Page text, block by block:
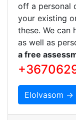
off a personal
your existing
these. We can
as well as
a free
Elolvasom →